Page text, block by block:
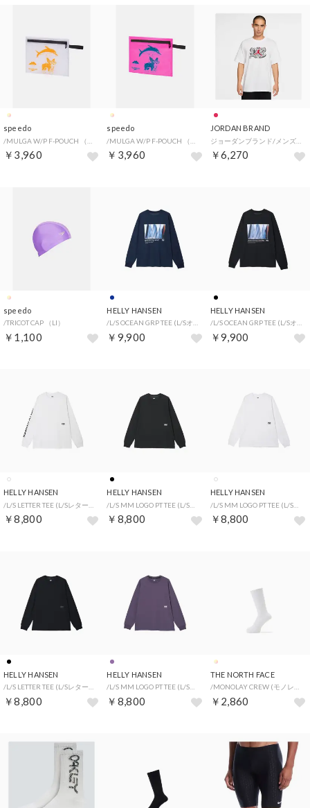
speedo
￥3,960
speedo
￥3,960
JORDAN BRAND
ジョーダンブランド/メンズ/M J DF SPRT LASER GFX SS CREW （WHITE/UNVRED）
￥6,270
speedo
/TRICOT CAP （LI）
￥1,100
HELLY HANSEN
￥9,900
HELLY HANSEN
￥9,900
HELLY HANSEN
￥8,800
HELLY HANSEN
￥8,800
HELLY HANSEN
/L/S MM LOGO PT TEE (L/Sミニマルロゴプリントティー) （CW）
￥8,800
HELLY HANSEN
￥8,800
HELLY HANSEN
￥8,800
THE NORTH FACE
￥2,860